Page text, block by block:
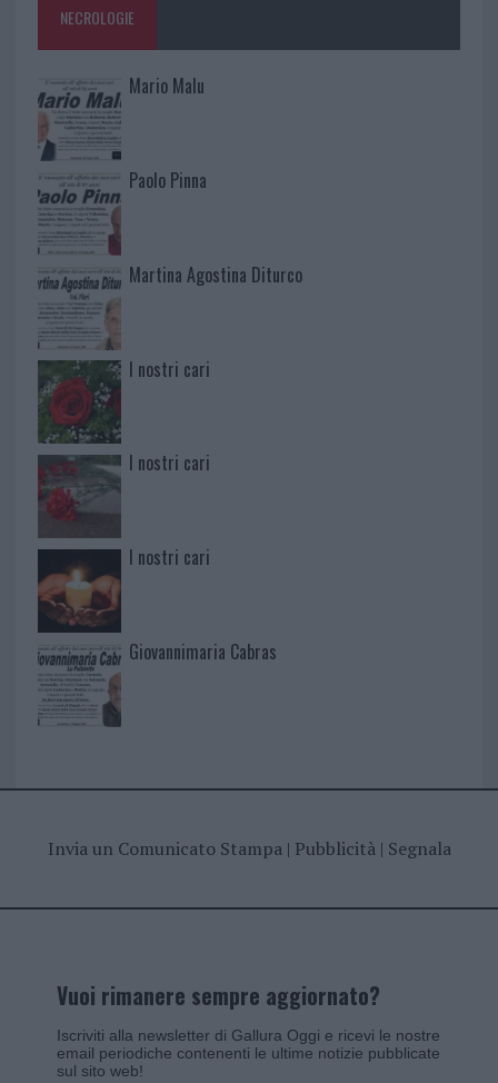
NECROLOGIE
Mario Malu
Paolo Pinna
Martina Agostina Diturco
I nostri cari
I nostri cari
I nostri cari
Giovannimaria Cabras
Invia un Comunicato Stampa| Pubblicità| Segnala
Vuoi rimanere sempre aggiornato?
Iscriviti alla newsletter di Gallura Oggi e ricevi le nostre
email periodiche contenenti le ultime notizie pubblicate
sul sito web!